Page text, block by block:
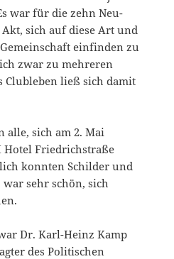
war für die zehn Neu-
sich auf diese Art und
einfinden zu
zwar zu mehreren
Clubleben ließ sich damit
alle, sich am 2. Mai
Hotel Friedrichstraße
konnten Schilder und
sehr schön, sich
Dr. Karl-Heinz Kamp
des Politischen